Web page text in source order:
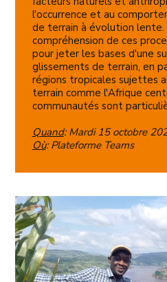
l'occurrence et au
de terrain à évolution lente.
compréhension de ces
pour jeter les bases d'une
glissements de terrain, en
régions tropicales sujettes
terrain comme l'Afrique
communautés sont
Quand: Mardi 15 octobre
Où: Plateforme Teams